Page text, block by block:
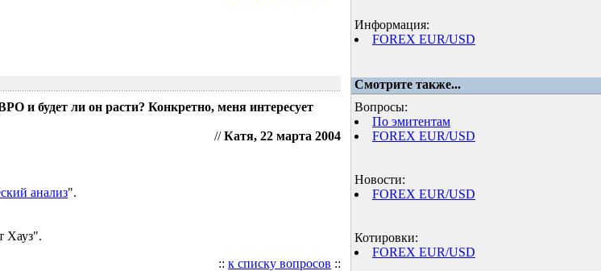
Информация:
FOREX EUR/USD
Смотрите также...
и будет ли он расти? Конкретно, меня интересует
//Катя, 22 марта 2004
анализ".
Хауз".
:: к списку вопросов ::
Вопросы:
По эмитентам
FOREX EUR/USD
Новости:
FOREX EUR/USD
Котировки:
FOREX EUR/USD